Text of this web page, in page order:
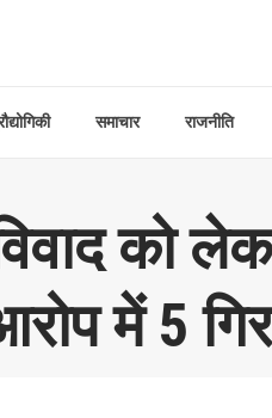
समाचार राजनीति
को
में 5